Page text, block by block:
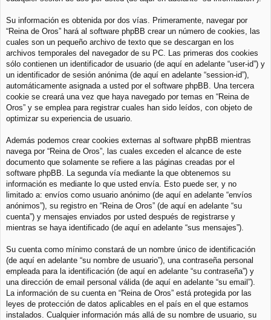
Su información es obtenida por dos vías. Primeramente, navegar por
“Reina de Oros” hará al software phpBB crear un número de cookies, las
cuales son un pequeño archivo de texto que se descargan en los
archivos temporales del navegador de su PC. Las primeras dos cookies
sólo contienen un identificador de usuario (de aquí en adelante “user-id”) y
un identificador de sesión anónima (de aquí en adelante “session-id”),
automáticamente asignada a usted por el software phpBB. Una tercera
cookie se creará una vez que haya navegado por temas en “Reina de
Oros” y se emplea para registrar cuales han sido leídos, con objeto de
optimizar su experiencia de usuario.
Además podemos crear cookies externas al software phpBB mientras
navega por “Reina de Oros”, las cuales exceden el alcance de este
documento que solamente se refiere a las páginas creadas por el
software phpBB. La segunda vía mediante la que obtenemos su
información es mediante lo que usted envía. Esto puede ser, y no
limitado a: envíos como usuario anónimo (de aquí en adelante “envíos
anónimos”), su registro en “Reina de Oros” (de aquí en adelante “su
cuenta”) y mensajes enviados por usted después de registrarse y
mientras se haya identificado (de aquí en adelante “sus mensajes”).
Su cuenta como mínimo constará de un nombre único de identificación
(de aquí en adelante “su nombre de usuario”), una contraseña personal
empleada para la identificación (de aquí en adelante “su contraseña”) y
una dirección de email personal válida (de aquí en adelante “su email”).
La información de su cuenta en “Reina de Oros” está protegida por las
leyes de protección de datos aplicables en el país en el que estamos
instalados. Cualquier información más allá de su nombre de usuario, su